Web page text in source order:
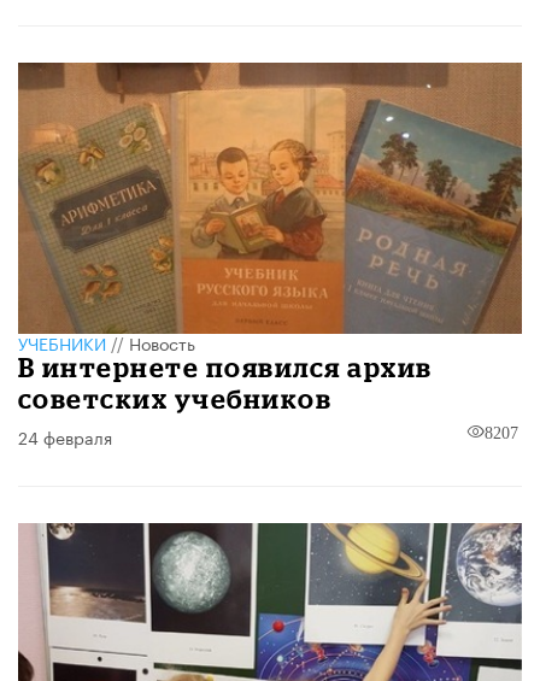
УЧЕБНИКИ//Новость
В интернете появился архив
советских учебников
24 февраля 8207